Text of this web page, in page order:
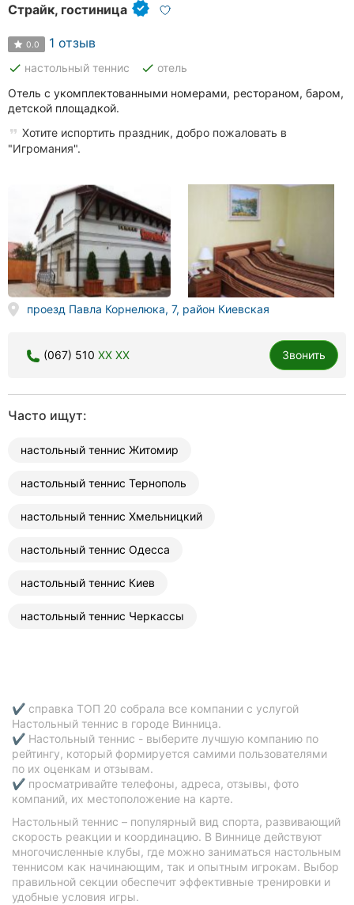
Страйк, гостиница
0.0 1 отзыв
done настольный теннис done отель
Отель с укомплектованными номерами, рестораном, баром,
детской площадкой.
Хотите испортить праздник, добро пожаловать в
"Игромания".
проезд Павла Корнелюка, 7, район Киевская
(067) 510 XX XX Звонить
Часто ищут:
настольный теннис Житомир
настольный теннис Тернополь
настольный теннис Хмельницкий
настольный теннис Одесса
настольный теннис Киев
настольный теннис Черкассы
✔ справка ТОП 20 собрала все компании с услугой
Настольный теннис в городе Винница.
✔ Настольный теннис - выберите лучшую компанию по
рейтингу, который формируется самими пользователями
по их оценкам и отзывам.
✔ просматривайте телефоны, адреса, отзывы, фото
компаний, их местоположение на карте.
Настольный теннис – популярный вид спорта, развивающий
скорость реакции и координацию. В Виннице действуют
многочисленные клубы, где можно заниматься настольным
теннисом как начинающим, так и опытным игрокам. Выбор
правильной секции обеспечит эффективные тренировки и
удобные условия игры.